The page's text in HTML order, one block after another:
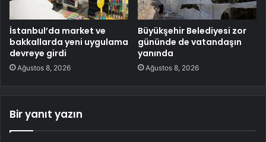
İstanbul’da market ve
bakkallarda yeni uygulama
devreye girdi
Ağustos 8, 2026
Büyükşehir Belediyesi zor
gününde de vatandaşın
yanında
Ağustos 8, 2026
Bir yanıt yazın